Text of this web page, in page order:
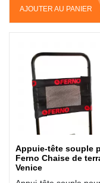
AJOUTER AU PANIER
Appuie-tête souple
Ferno Chaise de
Venice